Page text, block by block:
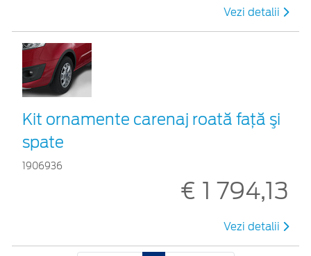
Vezi detalii
Kit ornamente carenaj roată faţă şi
spate
1906936
€ 1 794,13
Vezi detalii